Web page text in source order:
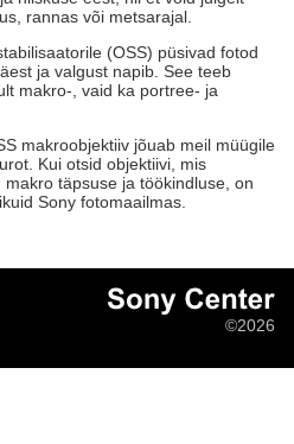
rannas või metsarajal.
(OSS) püsivad fotod
ja valgust napib. See teeb
makro-, vaid ka portree- ja
makroobjektiiv jõuab meil müügile
Kui otsid objektiivi, mis
täpsuse ja töökindluse, on
Sony fotomaailmas.
©2026